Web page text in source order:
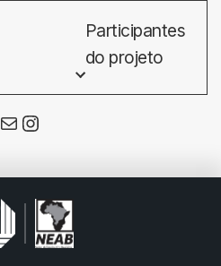
Participantes
do projeto
E-mailInstagram